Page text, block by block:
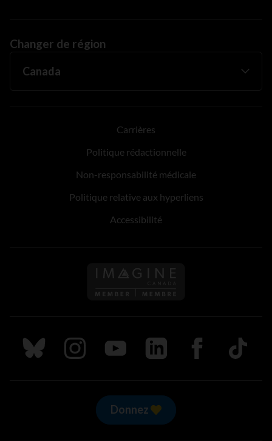
Changer de région
Carrières
Politique rédactionnelle
Non-responsabilité médicale
Politique relative aux hyperliens
Accessibilité
Suivez nous sur Bluesky
Suivez nous sur Instagram
Suivez nous sur Youtube
Suivez nous sur LinkedIn
Suivez nous sur
TikTok
Donnez